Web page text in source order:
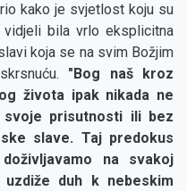
kako je svjetlost koju su
vidjeli bila vrlo eksplicitna
koja se na svim Božjim
"Bog naš kroz
života ipak nikada ne
svoje prisutnosti ili bez
slave. Taj predokus
na svakoj
duh k nebeskim